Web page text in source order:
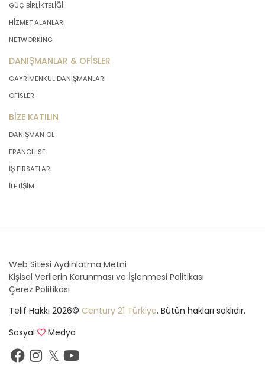
GÜÇ BİRLİKTELİĞİ
HİZMET ALANLARI
NETWORKING
DANIŞMANLAR & OFİSLER
GAYRİMENKUL DANIŞMANLARI
OFİSLER
BİZE KATILIN
DANIŞMAN OL
FRANCHISE
İŞ FIRSATLARI
İLETİŞİM
Web Sitesi Aydınlatma Metni
Kişisel Verilerin Korunması ve İşlenmesi Politikası
Çerez Politikası
Telif Hakkı 2026© Century 21 Türkiye. Bütün hakları saklıdır.
Sosyal
Medya